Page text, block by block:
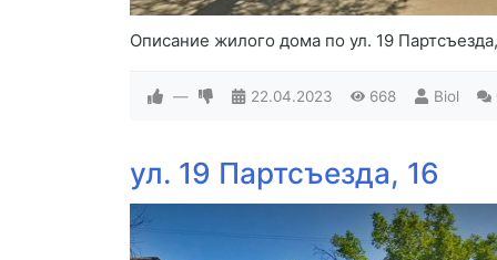
Описание жилого дома по ул. 19
— 22.04.2023 668 Biol
ул. 19 Партсъезда, 16